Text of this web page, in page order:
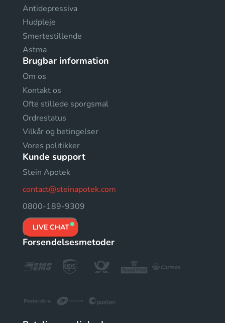
Antidepressiva
Hudpleje
Smertestillende
Astma
Brugbar information
Om os
Kontakt os
Ofte stillede sporgsmal
Ordrestatus
Vilkår og betingelser
Vores politikker
Kunde support
Stein Apotek
contact@steinapotek.com
0800-189-9309
LIVE CHAT
Forsendelsesmetoder